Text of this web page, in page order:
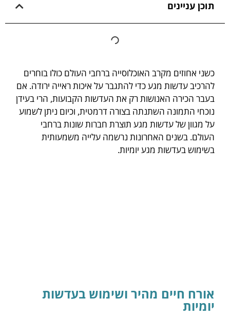
תוכן עניינים
כשני אחוזים מקרב האוכלוסייה ברחבי העולם כולו בוחרים
להרכיב עדשות מגע כדי להתגבר על איכות ראייה ירודה. אם
בעבר הכירה האנושות רק את העדשות הקבועות, הרי בעידן
נוכחי התמונה השתנתה בצורה דרמטית, וכיום ניתן לשמוע
על מגוון של עדשות מגע תוצרת חברות שונות ברחבי
העולם. בשנים האחרונות נרשמה עלייה משמעותית
בשימוש בעדשות מגע יומיות.
אורח חיים מהיר ושימוש בעדשות
יומיות